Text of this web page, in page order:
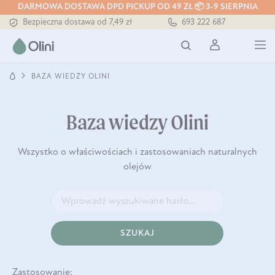
DARMOWA DOSTAWA DPD PICKUP OD 49 ZŁ 📦 3-9 SIERPNIA
Bezpieczna dostawa od 7,49 zł
Darmowa dostawa od 199 zł
Tłoczony zawsze na zimno
693 222 687
BAZA WIEDZY OLINI
Baza wiedzy Olini
Wszystko o właściwościach i zastosowaniach naturalnych
olejów
SZUKAJ
Zastosowanie: